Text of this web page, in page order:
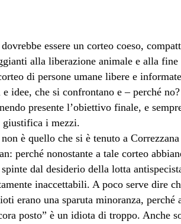
essere un corteo coeso,
alla liberazione animale e alla fine
di persone umane libere e
idee, che si confrontano e – perché
presente l’obiettivo finale, e
giustifica i mezzi.
è quello che si è tenuto a
perché nonostante a tale corteo
dal desiderio della lotta
inaccettabili. A poco serve dire
erano una sparuta minoranza, perché
posto” è un idiota di troppo. Anche